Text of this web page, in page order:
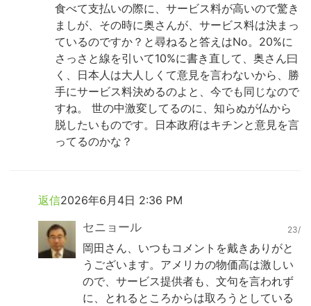
食べて支払いの際に、サービス料が高いので驚き
ましが、その時に奥さんが、サービス料は決まっ
ているのですか？と尋ねると答えはNo。20%に
さっさと線を引いて10%に書き直して、奥さん曰
く、日本人は大人しくて意見を言わないから、勝
手にサービス料決めるのよと、今でも同じなので
すね。 世の中激変してるのに、知らぬが仏から
脱したいものです。日本政府はキチンと意見を言
ってるのかな？
返信2026年6月4日 2:36 PM
セニョール
23/
岡田さん、いつもコメントを戴きありがと
うございます。アメリカの物価高は激しい
ので、サービス提供者も、文句を言われず
に、とれるところからは取ろうとしている